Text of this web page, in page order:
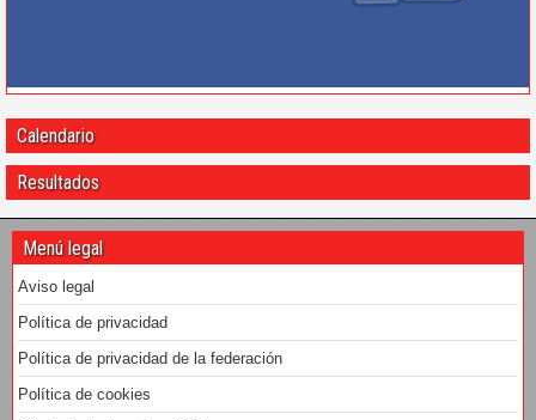
Calendario
Resultados
Menú legal
Aviso legal
Política de privacidad
Política de privacidad de la federación
Política de cookies